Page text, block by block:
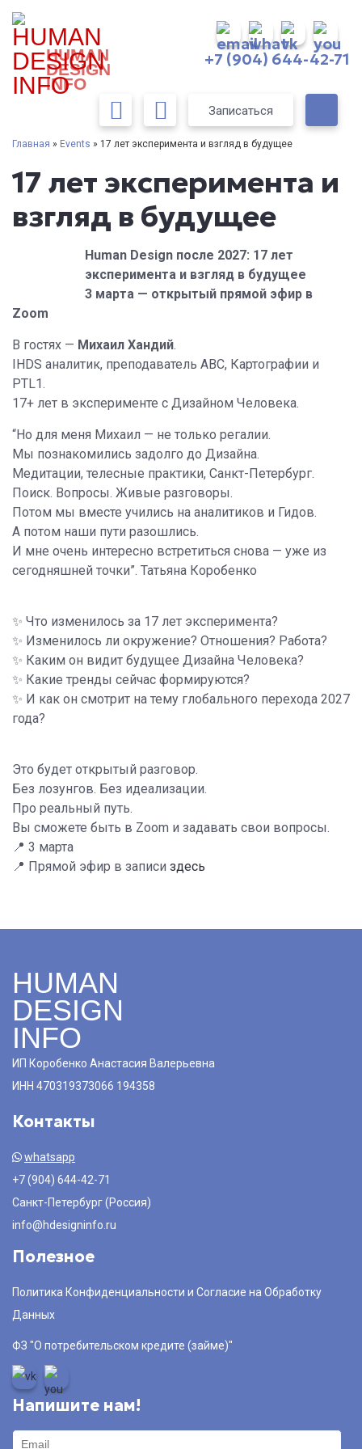
HUMAN
DESIGN
INFO
+7 (904) 644-42-71
Записаться
Главная » Events » 17 лет эксперимента и взгляд в будущее
17 лет эксперимента и
взгляд в будущее
Human Design после 2027: 17 лет
эксперимента и взгляд в будущее
3 марта — открытый прямой эфир в
Zoom
В гостях — Михаил Хандий.
IHDS аналитик, преподаватель ABC, Картографии и
PTL1.
17+ лет в эксперименте с Дизайном Человека.
“Но для меня Михаил — не только регалии.
Мы познакомились задолго до Дизайна.
Медитации, телесные практики, Санкт-Петербург.
Поиск. Вопросы. Живые разговоры.
Потом мы вместе учились на аналитиков и Гидов.
А потом наши пути разошлись.
И мне очень интересно встретиться снова — уже из
сегодняшней точки”. Татьяна Коробенко
✨ Что изменилось за 17 лет эксперимента?
✨ Изменилось ли окружение? Отношения? Работа?
✨ Каким он видит будущее Дизайна Человека?
✨ Какие тренды сейчас формируются?
✨ И как он смотрит на тему глобального перехода 2027
года?
Это будет открытый разговор.
Без лозунгов. Без идеализации.
Про реальный путь.
Вы сможете быть в Zoom и задавать свои вопросы.
📍 3 марта
📍 Прямой эфир в записи здесь
HUMAN
DESIGN
INFO
ИП Коробенко Анастасия Валерьевна
ИНН 470319373066 194358
Контакты
whatsapp
+7 (904) 644-42-71
Санкт-Петербург (Россия)
info@hdesigninfo.ru
Полезное
Политика Конфиденциальности и Согласие на Обработку
Данных
ФЗ "О потребительском кредите (займе)"
Напишите нам!